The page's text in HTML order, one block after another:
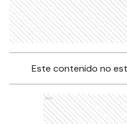
Este contenido no
Ads